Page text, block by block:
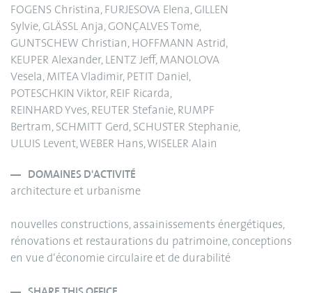
FOGENS Christina, FURJESOVA Elena, GILLEN
Sylvie, GLÄSSL Anja, GONÇALVES Tome,
GUNTSCHEW Christian, HOFFMANN Astrid,
KEUPER Alexander, LENTZ Jeff, MANOLOVA
Vesela, MITEA Vladimir, PETIT Daniel,
POTESCHKIN Viktor, REIF Ricarda,
REINHARD Yves, REUTER Stefanie, RUMPF
Bertram, SCHMITT Gerd, SCHUSTER Stephanie,
ULUIS Levent, WEBER Hans, WISELER Alain
DOMAINES D'ACTIVITÉ
architecture et urbanisme
nouvelles constructions, assainissements énergétiques,
rénovations et restaurations du patrimoine, conceptions
en vue d‘économie circulaire et de durabilité